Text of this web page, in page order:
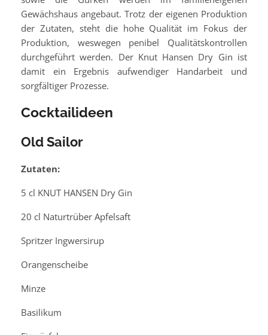
Gewächshaus angebaut. Trotz der eigenen Produktion
der Zutaten, steht die hohe Qualität im Fokus der
Produktion, weswegen penibel Qualitätskontrollen
durchgeführt werden. Der Knut Hansen Dry Gin ist
damit ein Ergebnis aufwendiger Handarbeit und
sorgfältiger Prozesse.
Cocktailideen
Old Sailor
Zutaten:
5 cl KNUT HANSEN Dry Gin
20 cl Naturtrüber Apfelsaft
Spritzer Ingwersirup
Orangenscheibe
Minze
Basilikum